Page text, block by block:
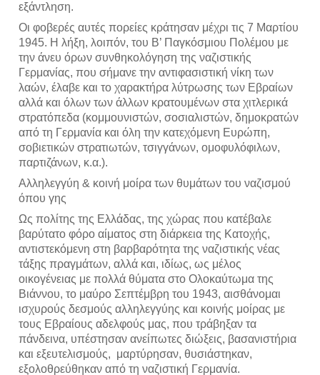
εξάντληση.
Οι φοβερές αυτές πορείες κράτησαν μέχρι τις 7 Μαρτίου
1945. Η λήξη, λοιπόν, του Β’ Παγκόσμιου Πολέμου με
την άνευ όρων συνθηκολόγηση της ναζιστικής
Γερμανίας, που σήμανε την αντιφασιστική νίκη των
λαών, έλαβε και το χαρακτήρα λύτρωσης των Εβραίων
αλλά και όλων των άλλων κρατουμένων στα χιτλερικά
στρατόπεδα (κομμουνιστών, σοσιαλιστών, δημοκρατών
από τη Γερμανία και όλη την κατεχόμενη Ευρώπη,
σοβιετικών στρατιωτών, τσιγγάνων, ομοφυλόφιλων,
παρτιζάνων, κ.α.).
Αλληλεγγύη & κοινή μοίρα των θυμάτων του ναζισμού
όπου γης
Ως πολίτης της Ελλάδας, της χώρας που κατέβαλε
βαρύτατο φόρο αίματος στη διάρκεια της Κατοχής,
αντιστεκόμενη στη βαρβαρότητα της ναζιστικής νέας
τάξης πραγμάτων, αλλά και, ιδίως, ως μέλος
οικογένειας με πολλά θύματα στο Ολοκαύτωμα της
Βιάννου, το μαύρο Σεπτέμβρη του 1943, αισθάνομαι
ισχυρούς δεσμούς αλληλεγγύης και κοινής μοίρας με
τους Εβραίους αδελφούς μας, που τράβηξαν τα
πάνδεινα, υπέστησαν ανείπωτες διώξεις, βασανιστήρια
και εξευτελισμούς,  μαρτύρησαν, θυσιάστηκαν,
εξολοθρεύθηκαν από τη ναζιστική Γερμανία.